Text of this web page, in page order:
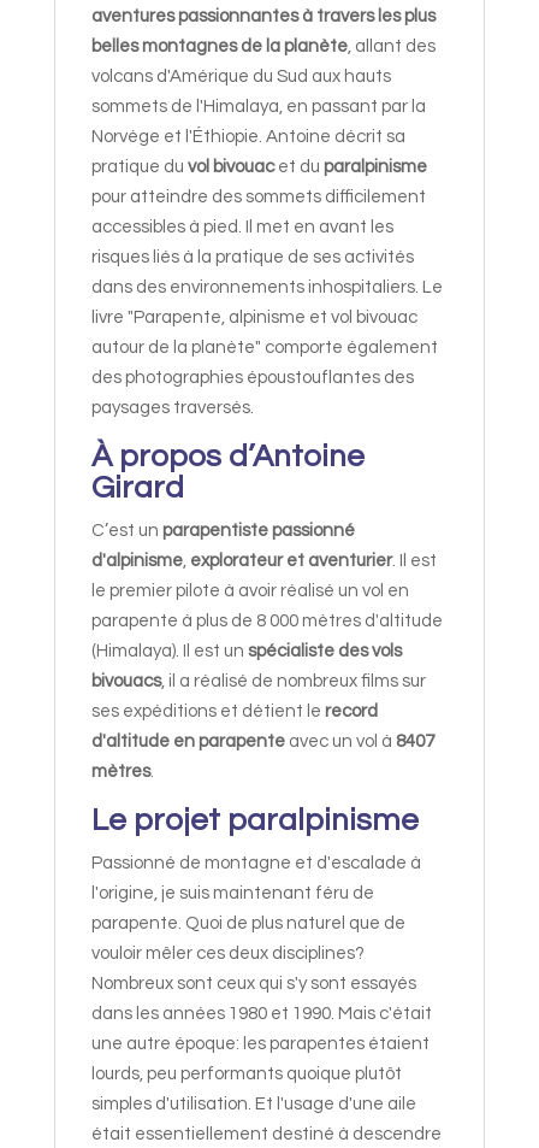
aventures passionnantes à travers les plus
belles montagnes de la planète, allant des
volcans d'Amérique du Sud aux hauts
sommets de l'Himalaya, en passant par la
Norvège et l'Éthiopie. Antoine décrit sa
pratique du vol bivouacet du paralpinisme
pour atteindre des sommets difficilement
accessibles à pied. Il met en avant les
risques liés à la pratique de ses activités
dans des environnements inhospitaliers. Le
livre "Parapente, alpinisme et vol bivouac
autour de la planète" comporte également
des photographies époustouflantes des
paysages traversés.
À propos d’Antoine
Girard
C’est un parapentiste passionné
d'alpinisme, explorateur et aventurier. Il est
le premier pilote à avoir réalisé un vol en
parapente à plus de 8 000 mètres d'altitude
(Himalaya). Il est un spécialiste des vols
bivouacs, il a réalisé de nombreux films sur
ses expéditions et détient le record
d'altitude en parapenteavec un vol à 8407
mètres.
Le projet paralpinisme
Passionné de montagne et d'escalade à
l'origine, je suis maintenant féru de
parapente. Quoi de plus naturel que de
vouloir mêler ces deux disciplines?
Nombreux sont ceux qui s'y sont essayés
dans les années 1980 et 1990. Mais c'était
une autre époque: les parapentes étaient
lourds, peu performants quoique plutôt
simples d'utilisation. Et l'usage d'une aile
était essentiellement destiné à descendre